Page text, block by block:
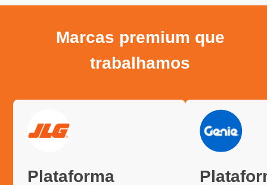
Marcas premium que
trabalhamos
Plataforma